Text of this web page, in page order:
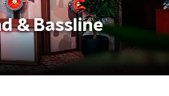
& Bassline